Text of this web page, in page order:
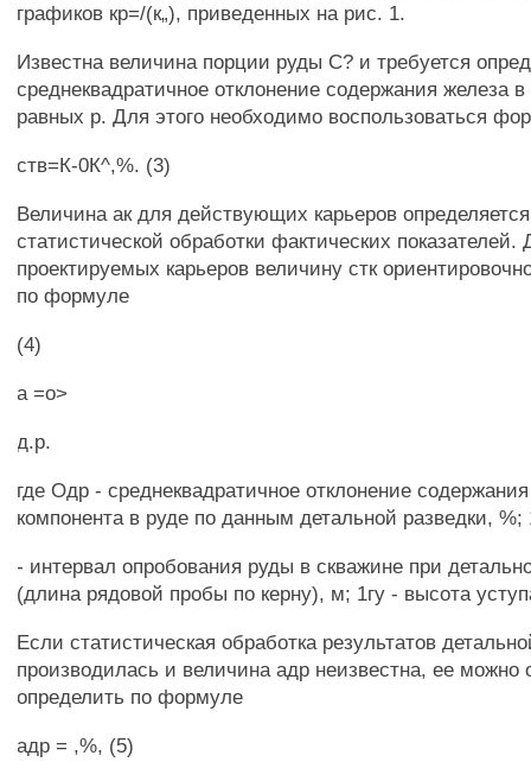
графиков кр=/(к„), приведенных на рис. 1.
Известна величина порции руды С? и требуется
среднеквадратичное отклонение содержания железа
равных р. Для этого необходимо воспользоваться
ств=К-0К^,%. (3)
Величина ак для действующих карьеров
статистической обработки фактических показателей.
проектируемых карьеров величину стк
по формуле
(4)
а =о>
д.р.
где Одр - среднеквадратичное отклонение
компонента в руде по данным детальной разведки, %;
- интервал опробования руды в скважине при
(длина рядовой пробы по керну), м; 1гу - высота
Если статистическая обработка результатов
производилась и величина адр неизвестна, ее можно
определить по формуле
адр = ,%, (5)